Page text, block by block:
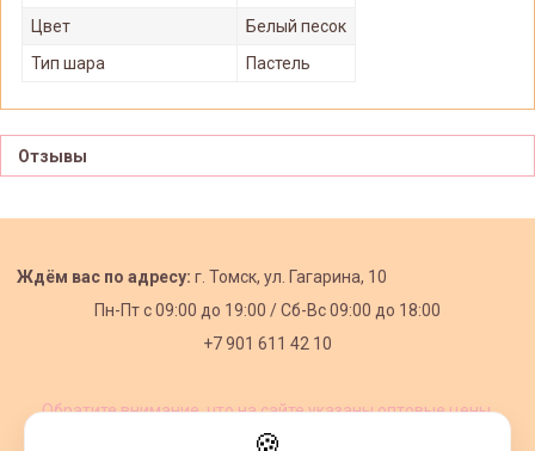
Цвет
Белый песок
Тип шара
Пастель
Отзывы
Ждём вас по адресу: г. Томск, ул. Гагарина, 10
Пн-Пт с09:00 до 19:00 /Сб-Вс 09:00 до 18:00
+7 901 611 42 10
Обратите внимание, что на сайте указаны оптовые цены,
🍪